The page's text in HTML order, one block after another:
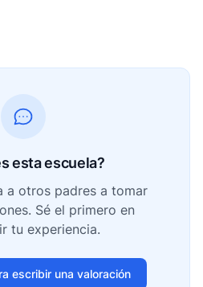
esta escuela?
a otros padres a tomar
Sé el primero en
tu experiencia.
escribir una valoración